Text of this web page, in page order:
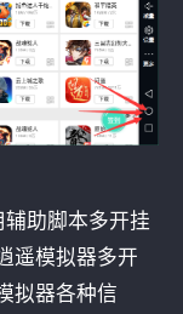
助脚本多开挂
遥模拟器多开
拟器各种信